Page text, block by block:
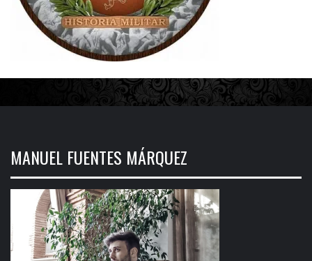
MANUEL FUENTES MÁRQUEZ